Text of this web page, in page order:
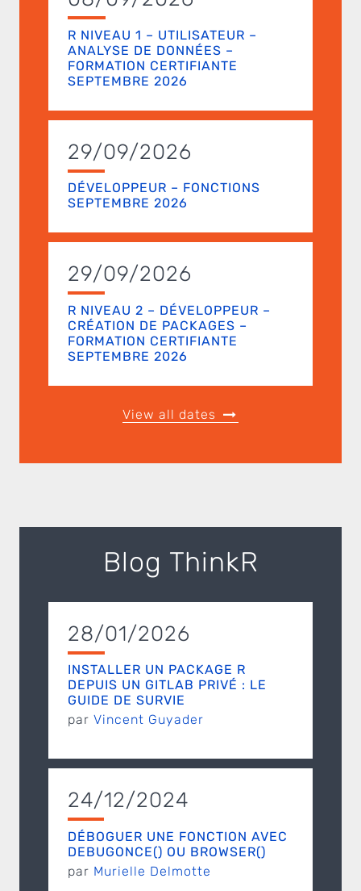
R NIVEAU 1 – UTILISATEUR –
ANALYSE DE DONNÉES –
FORMATION CERTIFIANTE
SEPTEMBRE 2026
29/09/2026
DÉVELOPPEUR – FONCTIONS
SEPTEMBRE 2026
29/09/2026
R NIVEAU 2 – DÉVELOPPEUR –
CRÉATION DE PACKAGES –
FORMATION CERTIFIANTE
SEPTEMBRE 2026
View all dates
Blog ThinkR
28/01/2026
INSTALLER UN PACKAGE R
DEPUIS UN GITLAB PRIVÉ : LE
GUIDE DE SURVIE
par Vincent Guyader
24/12/2024
DÉBOGUER UNE FONCTION AVEC
DEBUGONCE() OU BROWSER()
par Murielle Delmotte